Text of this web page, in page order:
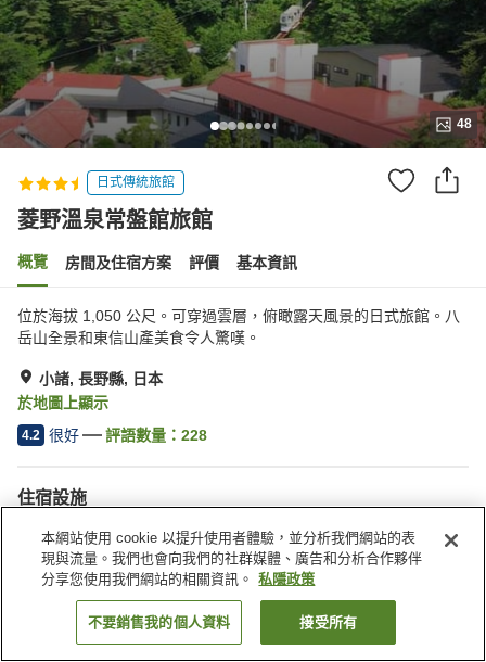
48
日式傳統旅館
菱野溫泉常盤館旅館
概覽 房間及住宿方案 評價 基本資訊
位於海拔 1,050 公尺。可穿過雲層，俯瞰露天風景的日式旅館。八
岳山全景和東信山產美食令人驚嘆。
小諸, 長野縣, 日本
於地圖上顯示
4.2 很好 評語數量： 228
住宿設施
停車場
水療/美容院
休息室
咖啡廳
找客房
本網站使用 cookie 以提升使用者體驗，並分析我們網站的表
現與流量。我們也會向我們的社群媒體、廣告和分析合作夥伴
分享您使用我們網站的相關資訊。
私隱政策
不要銷售我的個人資料 接受所有